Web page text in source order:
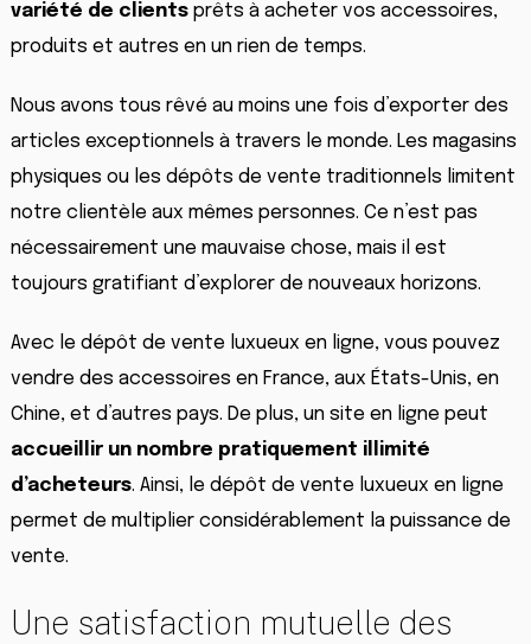
variété de clientsprêts à acheter vos accessoires,
produits et autres en un rien de temps.
Nous avons tous rêvé au moins une fois d’exporter des
articles exceptionnels à travers le monde. Les magasins
physiques ou les dépôts de vente traditionnels limitent
notre clientèle aux mêmes personnes. Ce n’est pas
nécessairement une mauvaise chose, mais il est
toujours gratifiant d’explorer de nouveaux horizons.
Avec le dépôt de vente luxueux en ligne, vous pouvez
vendre des accessoires en France, aux États-Unis, en
Chine, et d’autres pays. De plus, un site en ligne peut
accueillir un nombre pratiquement illimité
d’acheteurs. Ainsi, le dépôt de vente luxueux en ligne
permet de multiplier considérablement la puissance de
vente.
Une satisfaction mutuelle des